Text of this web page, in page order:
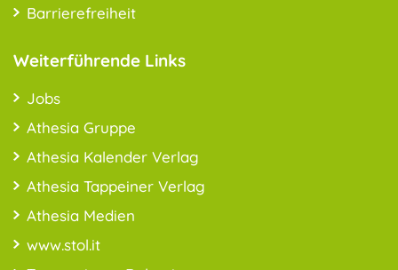
Barrierefreiheit
Weiterführende Links
Jobs
Athesia Gruppe
Athesia Kalender Verlag
Athesia Tappeiner Verlag
Athesia Medien
www.stol.it